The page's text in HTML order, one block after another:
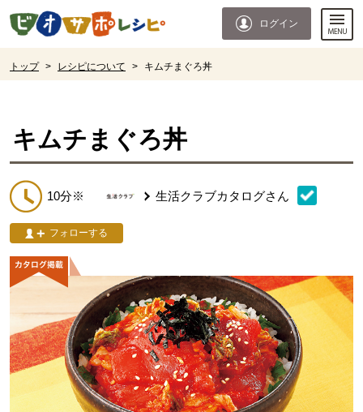
ページの先頭です。
ログイン
トップ > レシピについて > キムチまぐろ丼
キムチまぐろ丼
10分※ 生活クラブカタログさん
フォローする